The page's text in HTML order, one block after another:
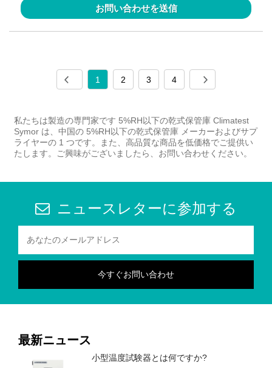
お問い合わせを送信
1 2 3 4
私たちは製造の専門家です 5%RH以下の乾式保管庫 Climatest
Symor は、中国の 5%RH以下の乾式保管庫 メーカーおよびサプ
ライヤーの 1 つです。また、高品質な商品を低価格でご提供い
たします。ご興味がございましたら、お問い合わせください。
ニュースレターに参加する
最新ニュース
小型温度試験器とは何ですか?